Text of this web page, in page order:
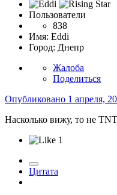
Пользователи
838
Имя: Eddi
Город: Днепр
Жалоба
Поделиться
Опубликовано 1 апреля,
Насколько вижу, то не
1
Цитата